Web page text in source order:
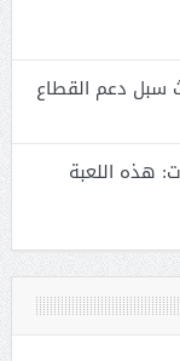
سبل دعم القطاع
هذه اللعبة